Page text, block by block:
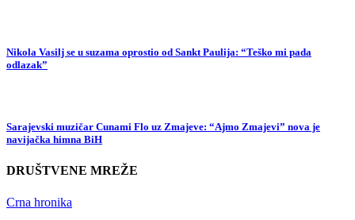
Nikola Vasilj se u suzama oprostio od Sankt Paulija: “Teško mi pada
odlazak”
Sarajevski muzičar Cunami Flo uz Zmajeve: “Ajmo Zmajevi” nova je
navijačka himna BiH
DRUŠTVENE MREŽE
Crna hronika